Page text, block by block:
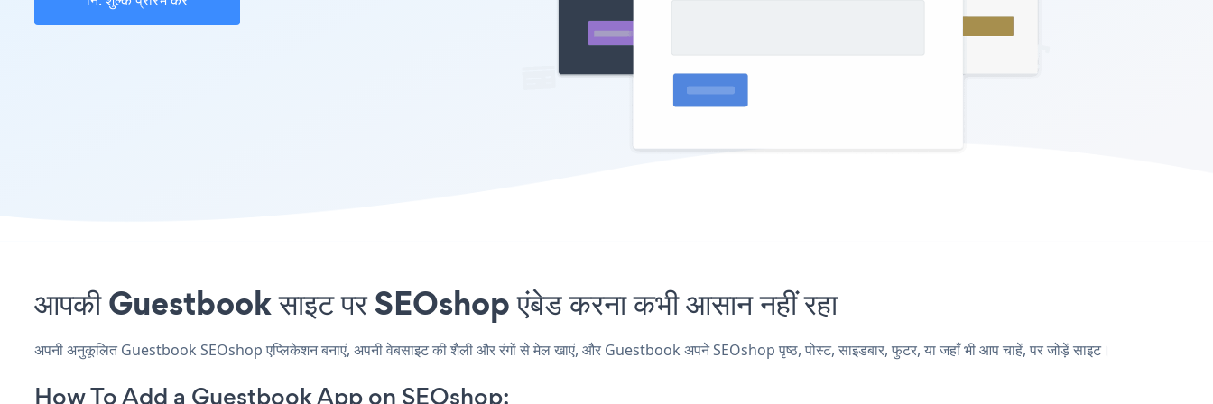
आपकी Guestbook साइट पर SEOshop एंबेड करना कभी आसान नहीं रहा
अपनी अनुकूलित Guestbook SEOshop एप्लिकेशन बनाएं, अपनी वेबसाइट की शैली और रंगों से मेल खाएं, और Guestbook अपने SEOshop पृष्ठ, पोस्ट, साइडबार, फुटर, या जहाँ भी आप चाहें, पर जोड़ें साइट।
How To Add a Guestbook App on SEOshop: